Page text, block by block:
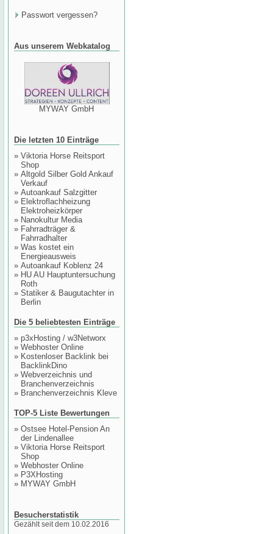
Passwort vergessen?
Aus unserem Webkatalog
MYWAY GmbH
Die letzten 10 Einträge
» Viktoria Horse Reitsport
Shop
» Altgold Silber Gold Ankauf
Verkauf
» Autoankauf Salzgitter
» Elektroflachheizung
Elektroheizkörper
» Nanokultur Media
» Fahrradträger &
Fahrradhalter
» Was kostet ein
Energieausweis
» Autoankauf Koblenz 24
» HU AU Hauptuntersuchung
Roth
» Statiker & Baugutachter in
Berlin
Die 5 beliebtesten Einträge
» p3xHosting / w3Networx
» Webhoster Online
» Kostenloser Backlink bei
BacklinkDino
» Webverzeichnis und
Branchenverzeichnis
» Branchenverzeichnis Kleve
TOP-5 Liste Bewertungen
» Ostsee Hotel-Pension An
der Lindenallee
» Viktoria Horse Reitsport
Shop
» Webhoster Online
» P3XHosting
» MYWAY GmbH
Besucherstatistik
Gezählt seit dem 10.02.2016